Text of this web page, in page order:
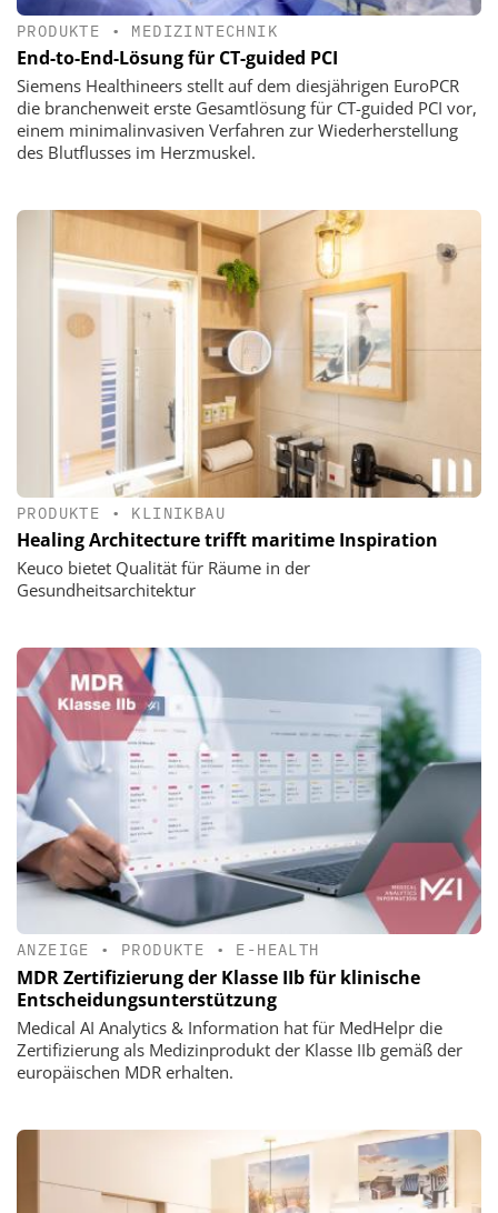
PRODUKTE • MEDIZINTECHNIK
End-to-End-Lösung für CT-guided PCI
Siemens Healthineers stellt auf dem diesjährigen EuroPCR
die branchenweit erste Gesamtlösung für CT-guided PCI vor,
einem minimalinvasiven Verfahren zur Wiederherstellung
des Blutflusses im Herzmuskel.
PRODUKTE • KLINIKBAU
Healing Architecture trifft maritime Inspiration
Keuco bietet Qualität für Räume in der
Gesundheitsarchitektur
ANZEIGE • PRODUKTE • E-HEALTH
MDR Zertifizierung der Klasse IIb für klinische
Entscheidungsunterstützung
Medical AI Analytics & Information hat für MedHelpr die
Zertifizierung als Medizinprodukt der Klasse IIb gemäß der
europäischen MDR erhalten.